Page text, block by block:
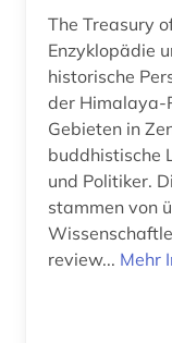
The Treasury
Enzyklopädie
historische
der Himalaya-
Gebieten in
buddhistische
und Politiker. Die mehr als 1200 Beiträge
stammen von
review... Mehr